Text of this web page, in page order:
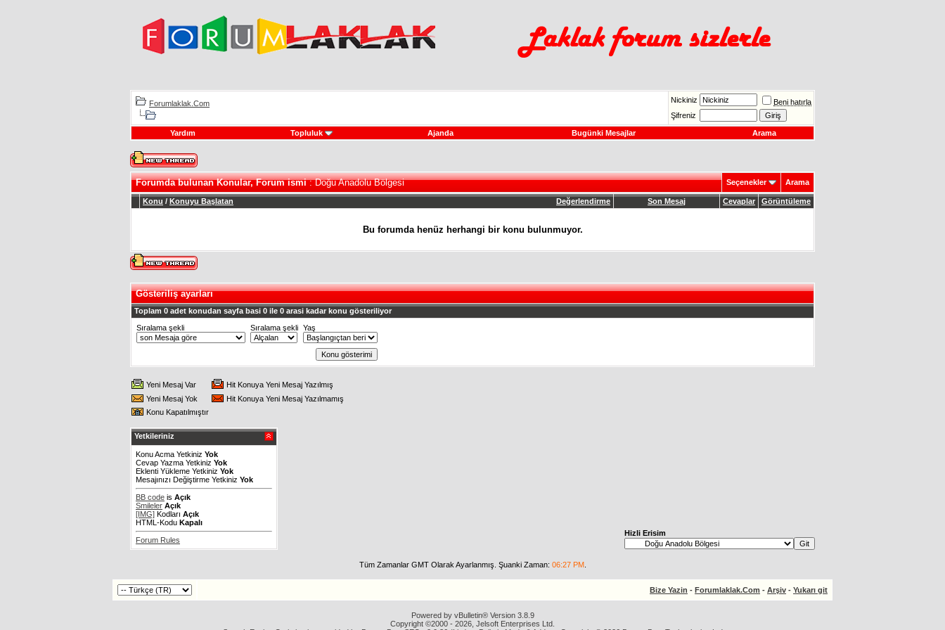
Forumlaklak.Com Nickiniz
Beni hatırla
Şifreniz
Yardım Topluluk Ajanda Bugünki Mesajlar Arama
Forumda bulunan Konular, Forum ismi: Doğu Anadolu Bölgesi Seçenekler Arama
Değerlendirme
Konu / Konuyu Başlatan Son Mesaj Cevaplar Görüntüleme
Bu forumda henüz herhangi bir konu bulunmuyor.
Gösteriliş ayarları
Toplam 0 adet konudan sayfa basi 0 ile 0 arasi kadar konu gösteriliyor
Sıralama şekli
Sıralama şekli Yaş
Yeni Mesaj Var
Hit Konuya Yeni Mesaj Yazılmış
Yeni Mesaj Yok
Hit Konuya Yeni Mesaj Yazılmamış
Konu Kapatılmıştır
Yetkileriniz
Konu Acma Yetkiniz Yok
Cevap Yazma Yetkiniz Yok
Eklenti Yükleme Yetkiniz Yok
Mesajınızı Değiştirme Yetkiniz Yok
BB code is Açık
Smileler Açık
[IMG] Kodları Açık
HTML-Kodu Kapalı
Forum Rules
Hizli Erisim
Tüm Zamanlar GMT Olarak Ayarlanmış. Şuanki Zaman: 06:27 PM.
Bize Yazin - Forumlaklak.Com - Arşiv - Yukarı git
Powered by vBulletin® Version 3.8.9
Copyright ©2000 - 2026, Jelsoft Enterprises Ltd.